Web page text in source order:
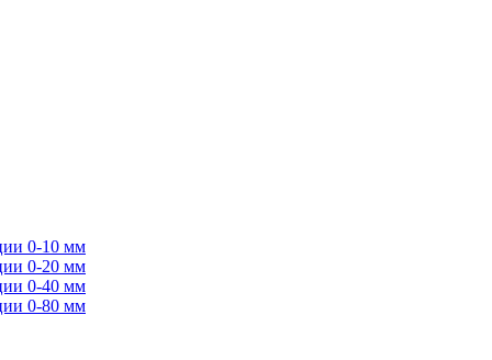
0-10 мм
0-20 мм
0-40 мм
0-80 мм